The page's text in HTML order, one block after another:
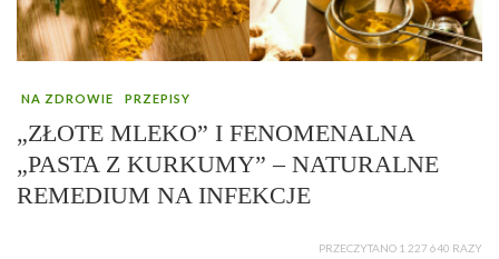
NA ZDROWIE PRZEPISY
„ZŁOTE MLEKO” I FENOMENALNA
„PASTA Z KURKUMY” – NATURALNE
REMEDIUM NA INFEKCJE
PRZECZYTANO 1 227 640 RAZY